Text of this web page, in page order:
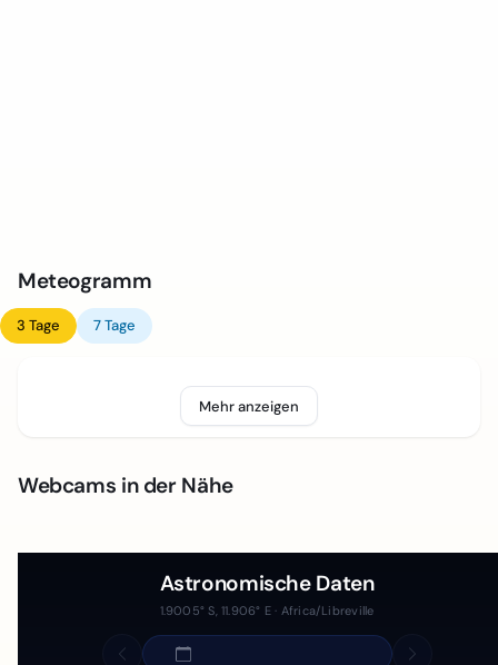
Meteogramm
3 Tage 7 Tage
Mehr anzeigen
Webcams in der Nähe
Astronomische Daten
1.9005° S, 11.906° E · Africa/Libreville